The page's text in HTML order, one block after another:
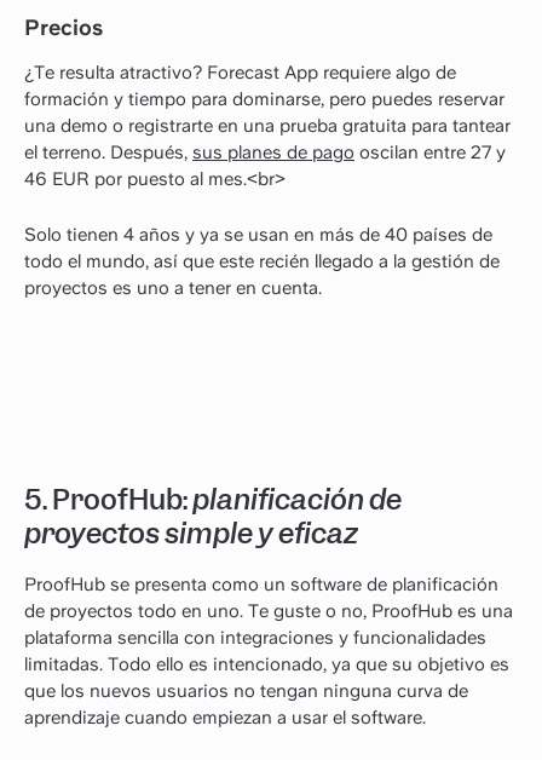
Precios
¿Te resulta atractivo? Forecast App requiere algo de
formación y tiempo para dominarse, pero puedes reservar
una demo o registrarte en una prueba gratuita para tantear
el terreno. Después, sus planes de pago oscilan entre 27 y
46 EUR por puesto al mes.<br>
Solo tienen 4 años y ya se usan en más de 40 países de
todo el mundo, así que este recién llegado a la gestión de
proyectos es uno a tener en cuenta.
5.ProofHub:planificación de
proyectos simple y eficaz
ProofHub se presenta como un software de planificación
de proyectos todo en uno. Te guste o no, ProofHub es una
plataforma sencilla con integraciones y funcionalidades
limitadas. Todo ello es intencionado, ya que su objetivo es
que los nuevos usuarios no tengan ninguna curva de
aprendizaje cuando empiezan a usar el software.